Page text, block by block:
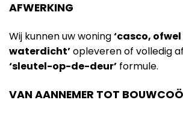
AFWERKING
Wij kunnen uw woning‘casco,
waterdicht’opleveren of volledig
‘sleutel-op-de-deur’ formule.
VAN AANNEMER TOT